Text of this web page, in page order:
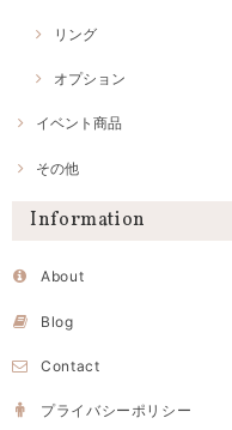
リング
オプション
イベント商品
その他
Information
About
Blog
Contact
プライバシーポリシー